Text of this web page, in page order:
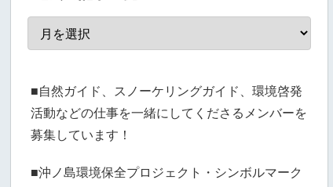
■自然ガイド、スノーケリングガイド、環境啓発
活動などの仕事を一緒にしてくださるメンバーを
募集しています！
■沖ノ島環境保全プロジェクト・シンボルマーク